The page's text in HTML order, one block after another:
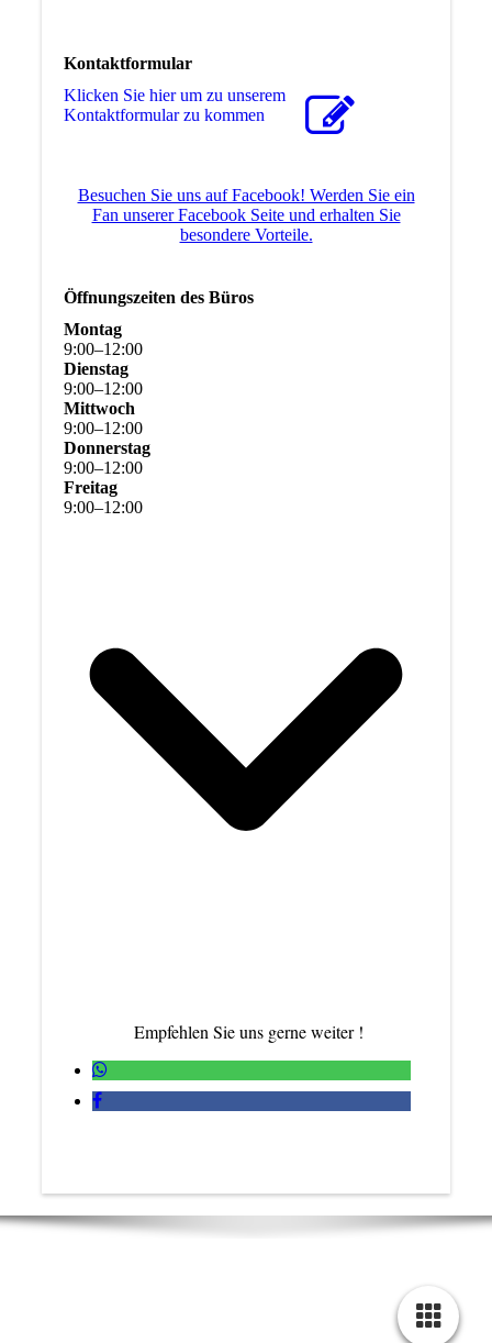
Kontaktformular
Klicken Sie hier um zu unserem
Kon­takt­for­mu­lar zu kommen
Besuchen Sie uns auf Facebook! Werden Sie ein
Fan unserer Facebook Seite und erhalten Sie
besondere Vorteile.
Öffnungszeiten des Büros
Montag
9:00–12:00
Dienstag
9:00–12:00
Mittwoch
9:00–12:00
Donnerstag
9:00–12:00
Freitag
9:00–12:00
Empfehlen Sie uns gerne weiter !